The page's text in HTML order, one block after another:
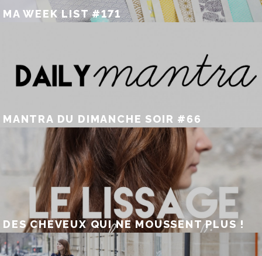
MA WEEK LIST #171
MANTRA DU DIMANCHE SOIR #66
DES CHEVEUX QUI NE MOUSSENT PLUS !